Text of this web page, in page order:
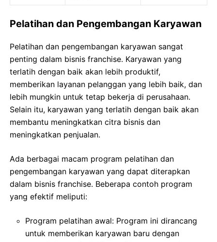
Pelatihan dan Pengembangan Karyawan
Pelatihan dan pengembangan karyawan sangat
penting dalam bisnis franchise. Karyawan yang
terlatih dengan baik akan lebih produktif,
memberikan layanan pelanggan yang lebih baik, dan
lebih mungkin untuk tetap bekerja di perusahaan.
Selain itu, karyawan yang terlatih dengan baik akan
membantu meningkatkan citra bisnis dan
meningkatkan penjualan.
Ada berbagai macam program pelatihan dan
pengembangan karyawan yang dapat diterapkan
dalam bisnis franchise. Beberapa contoh program
yang efektif meliputi:
Program pelatihan awal: Program ini dirancang
untuk memberikan karyawan baru dengan